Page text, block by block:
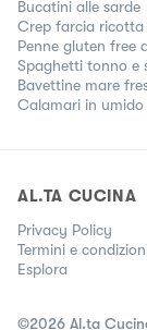
Bucatini alle sarde
Crep farcia ricotta
Penne gluten free
Spaghetti tonno e
Bavettine mare
Calamari in umido
AL.TA CUCINA
Privacy Policy
Termini e
Esplora
©2026 Al.ta